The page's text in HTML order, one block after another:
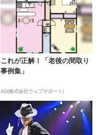
これが正解！「老後の間取り
事例集」
AD(株式会社ウェブサポート)